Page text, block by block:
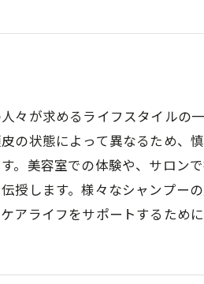
々が求めるライフスタイルの
の状態によって異なるため、
。美容室での体験や、サロン
授します。様々なシャンプー
ライフをサポートするため